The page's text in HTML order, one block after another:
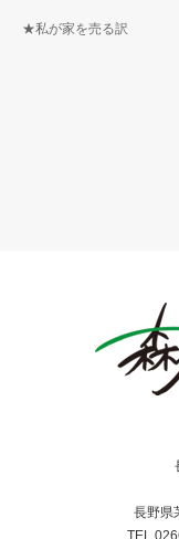
★私が家を売る訳
長野県